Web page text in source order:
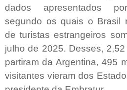
dados apresentados
segundo os quais o Brasil
de turistas estrangeiros
julho de 2025. Desses,
partiram da Argentina, 495
visitantes vieram dos